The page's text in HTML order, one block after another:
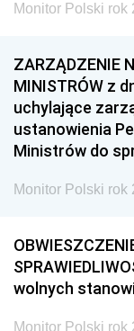
Monitor Polski rok
ZARZĄDZENIE
MINISTRÓW z
uchylające
ustanowienia
Ministrów do
Monitor Polski rok
wolnych
Monitor Polski rok